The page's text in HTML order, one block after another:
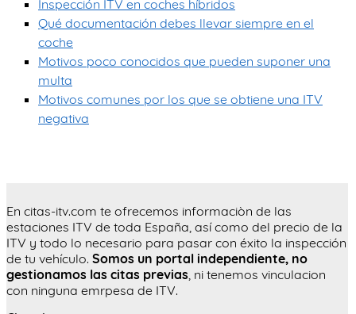
Inspección ITV en coches híbridos
Qué documentación debes llevar siempre en el
coche
Motivos poco conocidos que pueden suponer una
multa
Motivos comunes por los que se obtiene una ITV
negativa
En citas-itv.com te ofrecemos informaciòn de las
estaciones ITV de toda España, así como del precio de la
ITV y todo lo necesario para pasar con éxito la inspección
de tu vehículo. Somos un portal independiente, no
gestionamos las citas previas , ni tenemos vinculacion
con ninguna emrpesa de ITV.